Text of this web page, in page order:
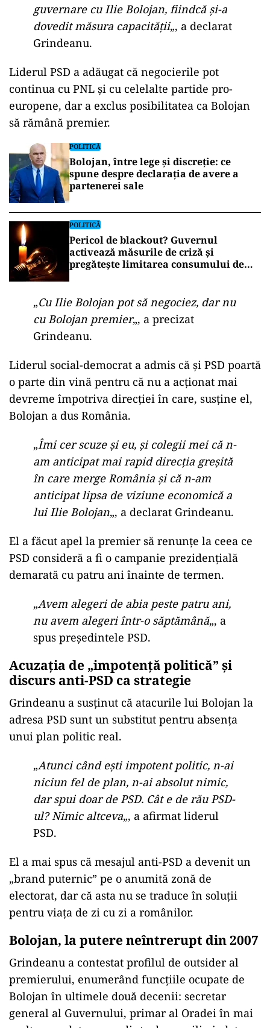
guvernare cu Ilie Bolojan, fiindcă și-a
dovedit măsura capacității„, a declarat
Grindeanu.
Liderul PSD a adăugat că negocierile pot
continua cu PNL și cu celelalte partide pro-
europene, dar a exclus posibilitatea ca Bolojan
să rămână premier.
POLITICĂ
Bolojan, între lege și discreție: ce
spune despre declarația de avere a
partenerei sale
POLITICĂ
Pericol de blackout? Guvernul
activează măsurile de criză și
pregătește limitarea consumului de
„Cu Ilie Bolojan pot să negociez, dar nu
cu Bolojan premier„, a precizat
Grindeanu.
Liderul social-democrat a admis că și PSD poartă
o parte din vină pentru că nu a acționat mai
devreme împotriva direcției în care, susține el,
Bolojan a dus România.
„Îmi cer scuze și eu, și colegii mei că n-
am anticipat mai rapid direcția greșită
în care merge România și că n-am
anticipat lipsa de viziune economică a
lui Ilie Bolojan„, a declarat Grindeanu.
El a făcut apel la premier să renunțe la ceea ce
PSD consideră a fi o campanie prezidențială
demarată cu patru ani înainte de termen.
„Avem alegeri de abia peste patru ani,
nu avem alegeri într-o săptămână„, a
spus președintele PSD.
Acuzația de „impotență politică” și
discurs anti-PSD ca strategie
Grindeanu a susținut că atacurile lui Bolojan la
adresa PSD sunt un substitut pentru absența
unui plan politic real.
„Atunci când ești impotent politic, n-ai
niciun fel de plan, n-ai absolut nimic,
dar spui doar de PSD. Cât e de rău PSD-
ul? Nimic altceva„, a afirmat liderul
PSD.
El a mai spus că mesajul anti-PSD a devenit un
„brand puternic” pe o anumită zonă de
electorat, dar că asta nu se traduce în soluții
pentru viața de zi cu zi a românilor.
Bolojan, la putere neîntrerupt din 2007
Grindeanu a contestat profilul de outsider al
premierului, enumerând funcțiile ocupate de
Bolojan în ultimele două decenii: secretar
general al Guvernului, primar al Oradei în mai